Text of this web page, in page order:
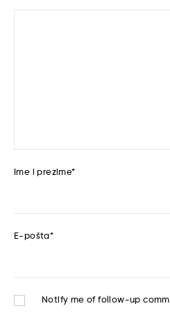
Ime i prezime*
E-pošta*
Notify me of follow-up